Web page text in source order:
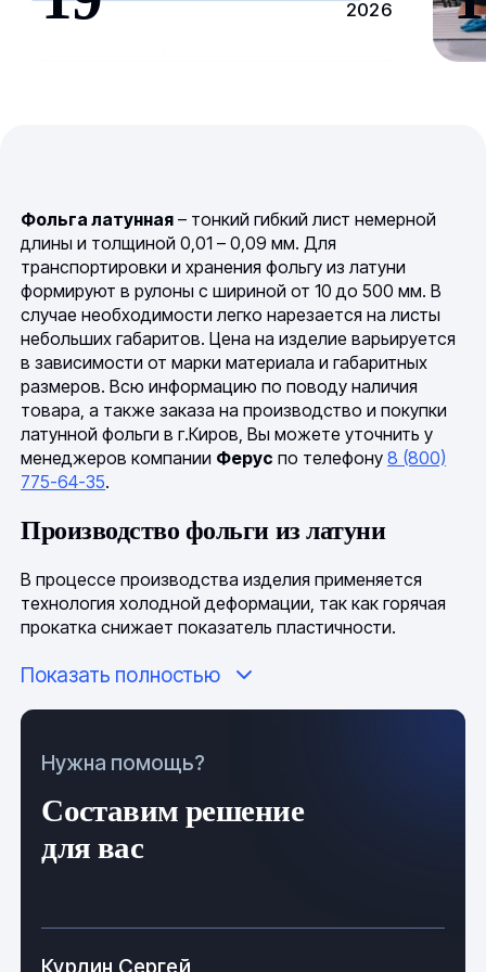
2026
Фольга латунная – тонкий гибкий лист немерной
длины и толщиной 0,01 – 0,09 мм. Для
транспортировки и хранения фольгу из латуни
формируют в рулоны с шириной от 10 до 500 мм. В
случае необходимости легко нарезается на листы
небольших габаритов. Цена на изделие варьируется
в зависимости от марки материала и габаритных
размеров. Всю информацию по поводу наличия
товара, а также заказа на производство и покупки
латунной фольги в г.Киров, Вы можете уточнить у
менеджеров компании Ферус по телефону8 (800)
775-64-35.
Производство фольги из латуни
В процессе производства изделия применяется
технология холодной деформации, так как горячая
прокатка снижает показатель пластичности.
В качестве сырья используется простой сплав из
металлов. Двойной состав обозначается Л с
высчитывается самостоятельно. Для изготовления
Л90,Л68,Л59,Л63, производство регулируется
ГОСТ 2208.
Показать полностью
Нужна помощь?
Составим решение
для вас
Курдин Сергей